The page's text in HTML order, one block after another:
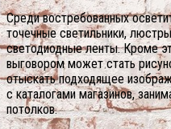
Среди востребованных
точечные светильники,
светодиодные ленты. Кроме
выговором может стать
отыскать подходящее
с каталогами магазинов,
потолков.